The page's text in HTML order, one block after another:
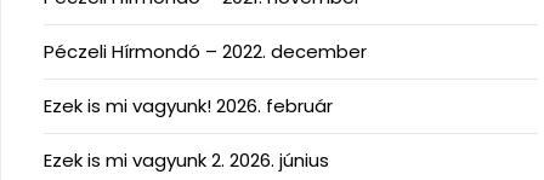
Péczeli Hírmondó – 2022. december
Ezek is mi vagyunk! 2026. február
Ezek is mi vagyunk 2. 2026. június